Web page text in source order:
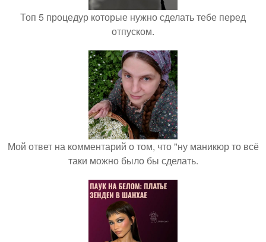
Топ 5 процедур которые нужно сделать тебе перед
отпуском.
Мой ответ на комментарий о том, что "ну маникюр то всё
таки можно было бы сделать.